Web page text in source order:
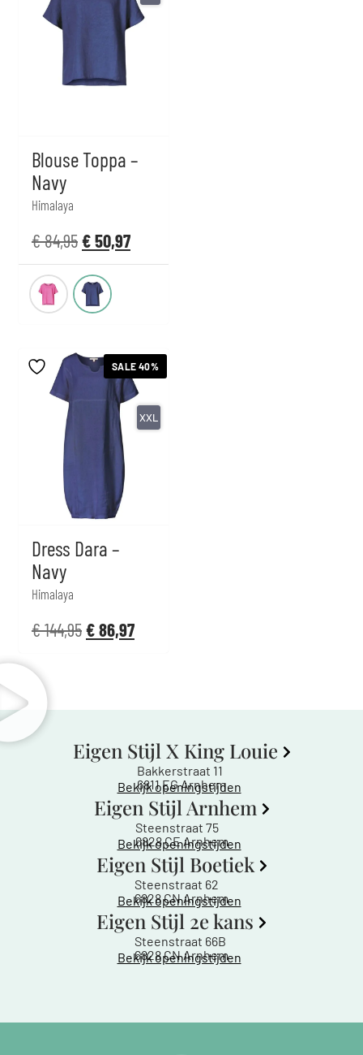
Blouse Toppa –
Navy
Himalaya
€84,95€50,97
SALE 40%
Dress Dara –
Navy
Himalaya
€144,95€86,97
XXL
Eigen Stijl X King Louie
Bakkerstraat 11
6811 EG Arnhem
Bekijk openingstijden
Eigen Stijl Arnhem
Steenstraat 75
6828 CE Arnhem
Bekijk openingstijden
Eigen Stijl Boetiek
Steenstraat 62
6828 CN Arnhem
Bekijk openingstijden
Eigen Stijl 2e kans
Steenstraat 66B
6828 CN Arnhem
Bekijk openingstijden